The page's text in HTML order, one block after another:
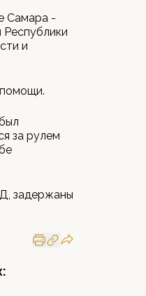
Самара -
и
за рулем
задержаны